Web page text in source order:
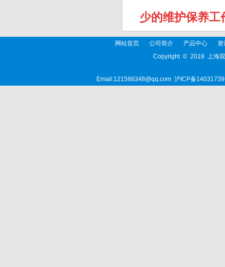
少的维护保养工
网站首页 公司简介 产品中心
资
Copyright © 2018 上海双
Email:121586348@qq.com 沪ICP备